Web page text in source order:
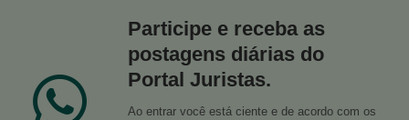
Participe e receba as
postagens diárias do
Portal Juristas.
Ao entrar você está ciente e de acordo com os